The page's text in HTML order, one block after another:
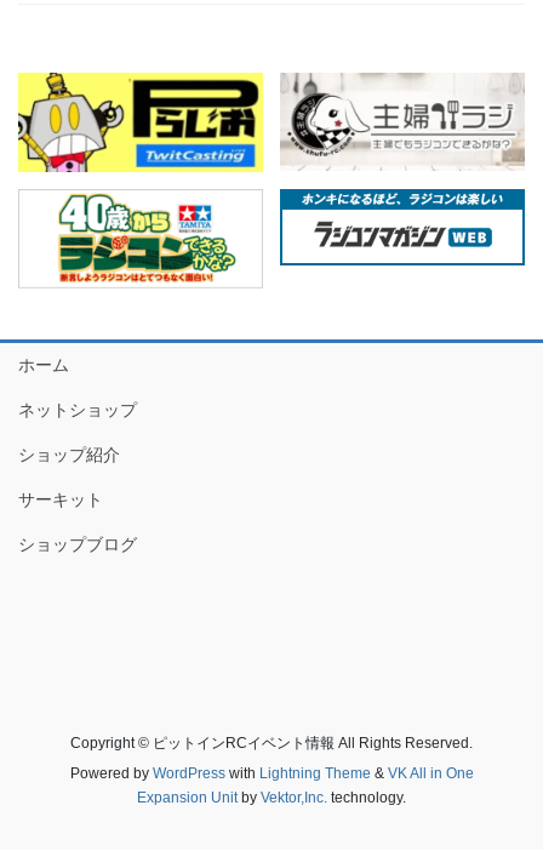
ホーム
ネットショップ
ショップ紹介
サーキット
ショップブログ
Copyright © ピットインRCイベント情報 All Rights Reserved.
Powered by WordPresswith Lightning Theme & VK All in One
Expansion Unit by Vektor,Inc. technology.